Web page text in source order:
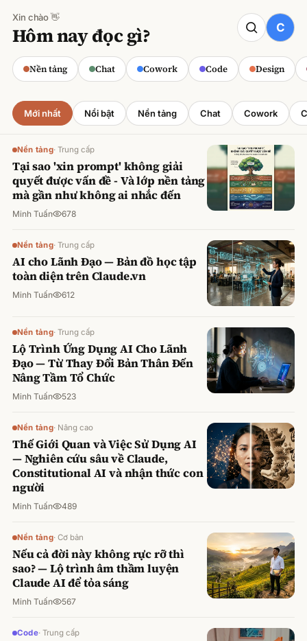
Xin chào 👋
Hôm nay đọc gì?
Nền tảng Chat Cowork Code Design
CODE
Claude cho Sales: Dự báo doanh số
chính xác
Minh Tuấn ·800 lượt xem
Mới nhất Nổi bật Nền tảng Chat Cowork
Nền tảng· Trung cấp
Tại sao 'xin prompt' không giải
quyết được vấn đề - Và lớp nền tảng
mà gần như không ai nhắc đến
Minh Tuấn 678
Nền tảng· Trung cấp
AI cho Lãnh Đạo — Bản đồ học tập
toàn diện trên Claude.vn
Minh Tuấn 612
Nền tảng· Trung cấp
Lộ Trình Ứng Dụng AI Cho Lãnh
Đạo — Từ Thay Đổi Bản Thân Đến
Nâng Tầm Tổ Chức
Minh Tuấn 523
Nền tảng· Nâng cao
Thế Giới Quan và Việc Sử Dụng AI
— Nghiên cứu sâu về Claude,
Constitutional AI và nhận thức con
người
Minh Tuấn 489
Nền tảng· Cơ bản
Nếu cả đời này không rực rỡ thì
sao? — Lộ trình âm thầm luyện
Claude AI để tỏa sáng
Minh Tuấn 567
Code· Trung cấp